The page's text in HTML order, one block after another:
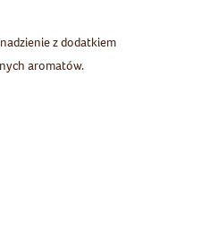
z dodatkiem
aromatów.